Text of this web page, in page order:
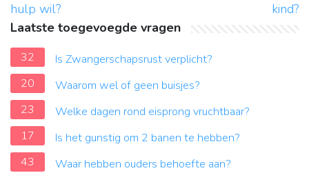
hulp wil?
kind?
Laatste toegevoegde vragen
32
Is Zwangerschapsrust verplicht?
20
Waarom wel of geen buisjes?
23
Welke dagen rond eisprong vruchtbaar?
17
Is het gunstig om 2 banen te hebben?
43
Waar hebben ouders behoefte aan?